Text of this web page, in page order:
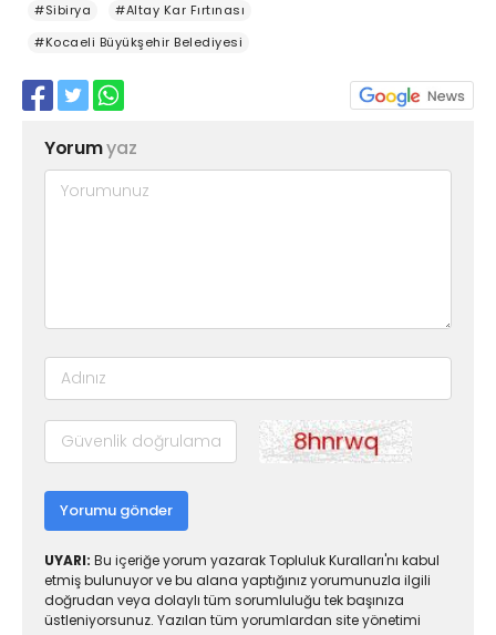
#Sibirya
#Altay Kar Fırtınası
#Kocaeli Büyükşehir Belediyesi
Yorumyaz
Yorumu gönder
UYARI: Bu içeriğe yorum yazarak Topluluk Kuralları'nı kabul
etmiş bulunuyor ve bu alana yaptığınız yorumunuzla ilgili
doğrudan veya dolaylı tüm sorumluluğu tek başınıza
üstleniyorsunuz. Yazılan tüm yorumlardan site yönetimi